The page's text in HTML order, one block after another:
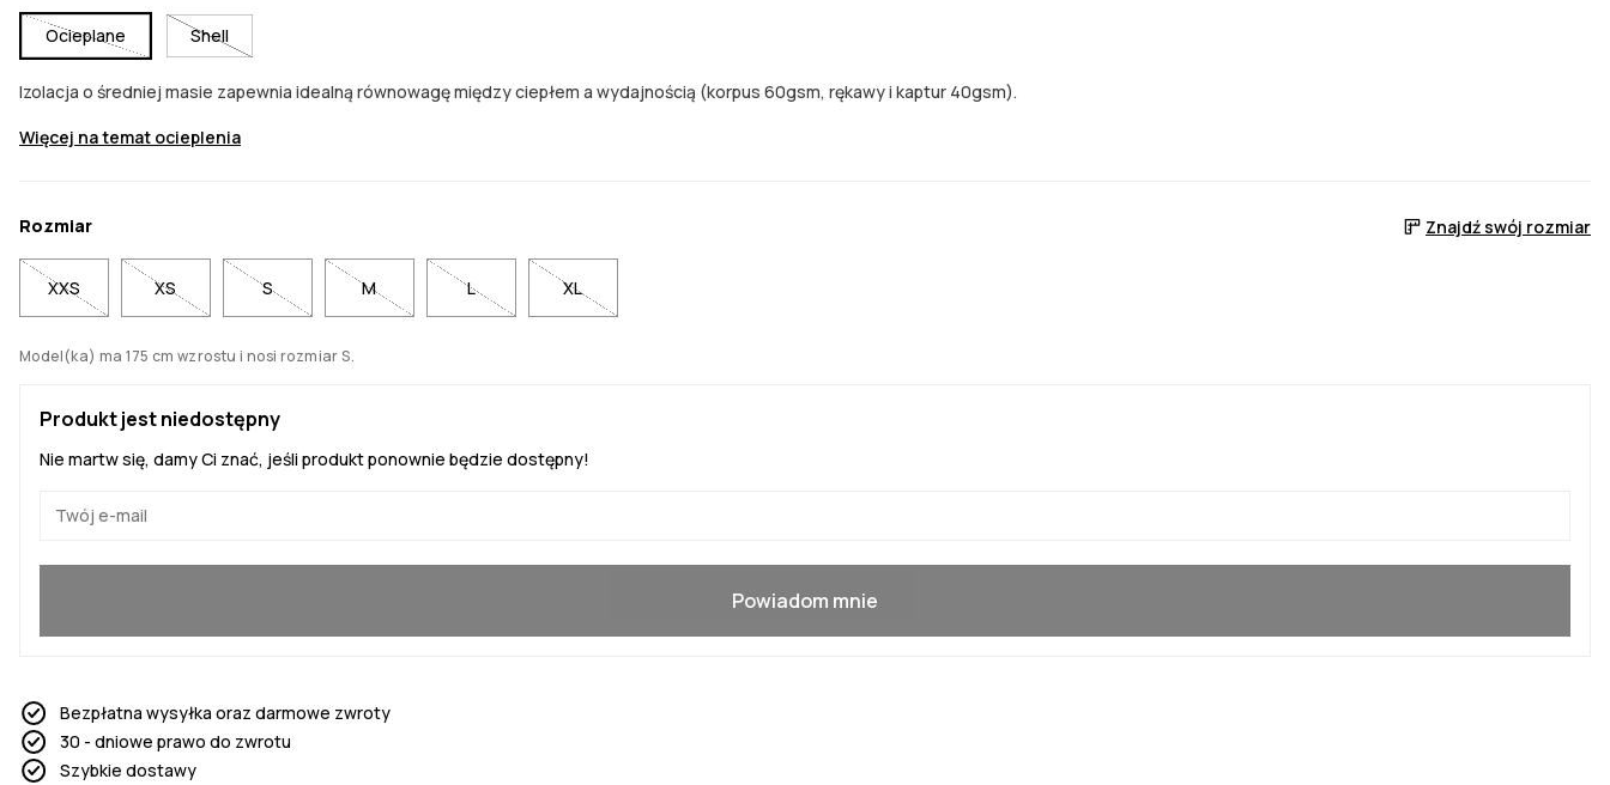
Ocieplane Shell
Izolacja o średniej masie zapewnia idealną równowagę między ciepłem a wydajnością (korpus 60gsm, rękawy i kaptur 40gsm).
Więcej na temat ocieplenia
Rozmiar Znajdź swój rozmiar
XXS XS S M L XL
Model(ka) ma 175 cm wzrostu i nosi rozmiar S.
Produkt jest niedostępny
Nie martw się, damy Ci znać, jeśli produkt ponownie będzie dostępny!
Powiadom mnie
Bezpłatna wysyłka oraz darmowe zwroty
30 - dniowe prawo do zwrotu
Szybkie dostawy